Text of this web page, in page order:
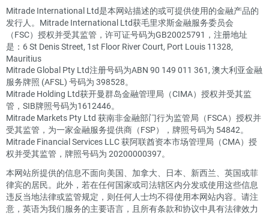
Mitrade International Ltd是本网站描述的或可提供使用的金融产品的
发行人。Mitrade International Ltd获毛里求斯金融服务委员会
（FSC）授权并受其监管，许可证号码为GB20025791，注册地址
是：6 St Denis Street, 1st Floor River Court, Port Louis 11328,
Mauritius
Mitrade Global Pty Ltd注册号码为ABN 90 149 011 361, 澳大利亚金融
服务牌照 (AFSL) 号码为 398528。
Mitrade Holding Ltd获开曼群岛金融管理局（CIMA）授权并受其监
管，SIB牌照号码为1612446。
Mitrade Markets Pty Ltd 获南非金融部门行为监管局（FSCA）授权并
受其监管，为一家金融服务提供商（FSP），牌照号码为 54842。
Mitrade Financial Services LLC 获阿联酋资本市场管理局（CMA）授
权并受其监管，牌照号码为 20200000397。
本网站所提供的信息不面向美国、加拿大、日本、新西兰、英国或菲
律宾的居民。此外，若在任何国家或司法辖区内分发或使用这些信息
违反当地法律或监管规定，则任何人士均不得使用本网站内容。请注
意，英语为我们服务的主要语言，且所有条款和协议中具有法律效力